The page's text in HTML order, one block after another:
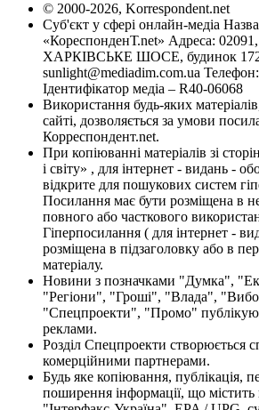
© 2000-2026, Korrespondent.net
Суб'єкт у сфері онлайн-медіа
«КореспонденТ.net» Адреса: 02091,
ХАРКІВСЬКЕ ШОСЕ, будинок 172-
sunlight@mediadim.com.ua
Ідентифікатор медіа – R40-06068
Використання будь-яких
сайті, дозволяється за умови
Корреспондент.net.
При копіюванні матеріалів зі
і світу» , для інтернет - видань -
відкрите для пошукових систем
Посилання має бути розміщена в
повного або часткового
Гіперпосилання ( для інтернет -
розміщена в підзаголовку або в
матеріалу.
Новини з позначками "Думка",
"Регіони", "Гроші", "Влада",
"Спецпроекти", "Промо"
реклами.
Розділ Спецпроекти створюється
комерційними партнерами.
Будь яке копіювання, публікація,
поширення інформації, що